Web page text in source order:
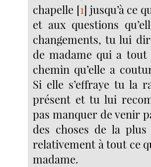
chapelle [1] jusqu’à ce
et aux questions
changements, tu lui
de madame qui a
chemin qu’elle a
Si elle s’effraye tu la
présent et tu lui
pas manquer de venir
des choses de la
relativement à tout ce
madame.